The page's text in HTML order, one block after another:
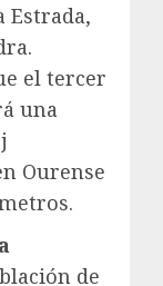
Estrada,
el tercer
una
Ourense
de